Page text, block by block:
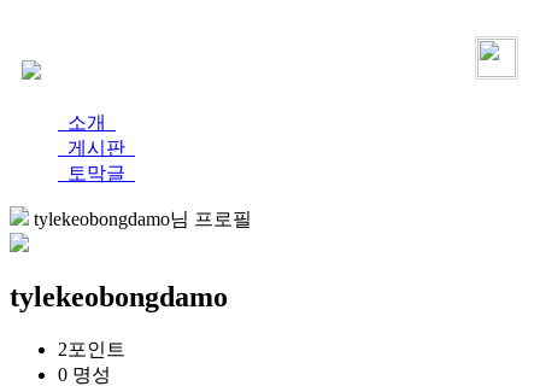
소개
게시판
토막글
tylekeobongdamo님 프로필
tylekeobongdamo
2포인트
0 명성